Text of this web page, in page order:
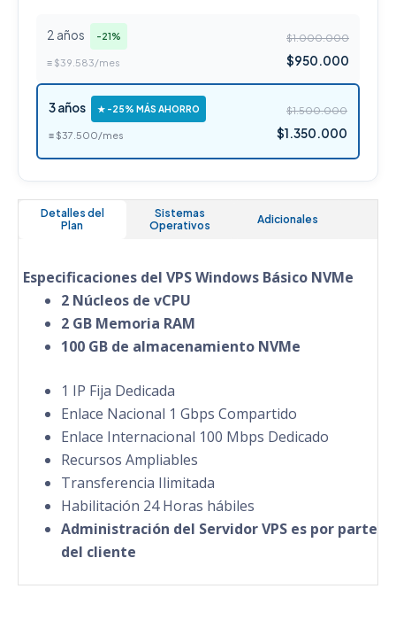
2 años -21%
≡ $39.583/mes
$1.000.000
$950.000
3 años ★ -25% MÁS AHORRO
≡ $37.500/mes
$1.500.000
$1.350.000
Detalles del
Plan
Sistemas
Operativos
Adicionales
Especificaciones del VPS Windows Básico NVMe
2 Núcleos de vCPU
2 GB Memoria RAM
100 GB de almacenamiento NVMe
1 IP Fija Dedicada
Enlace Nacional 1 Gbps Compartido
Enlace Internacional 100 Mbps Dedicado
Recursos Ampliables
Transferencia Ilimitada
Habilitación 24 Horas hábiles
Administración del Servidor VPS es por parte
del cliente